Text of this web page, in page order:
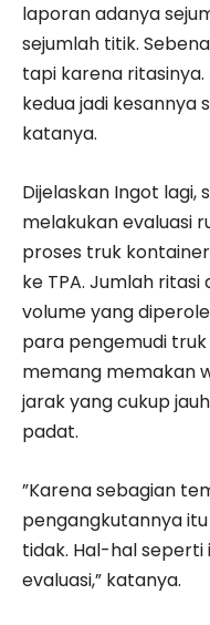
laporan adanya
sejumlah titik.
tapi karena
kedua jadi kesannya
katanya.
Dijelaskan Ingot lagi,
melakukan evaluasi
proses truk
ke TPA. Jumlah
volume yang
para pengemudi truk
memang memakan
jarak yang cukup
padat.
”Karena sebagian
pengangkutannya
tidak. Hal-hal
evaluasi,” katanya.